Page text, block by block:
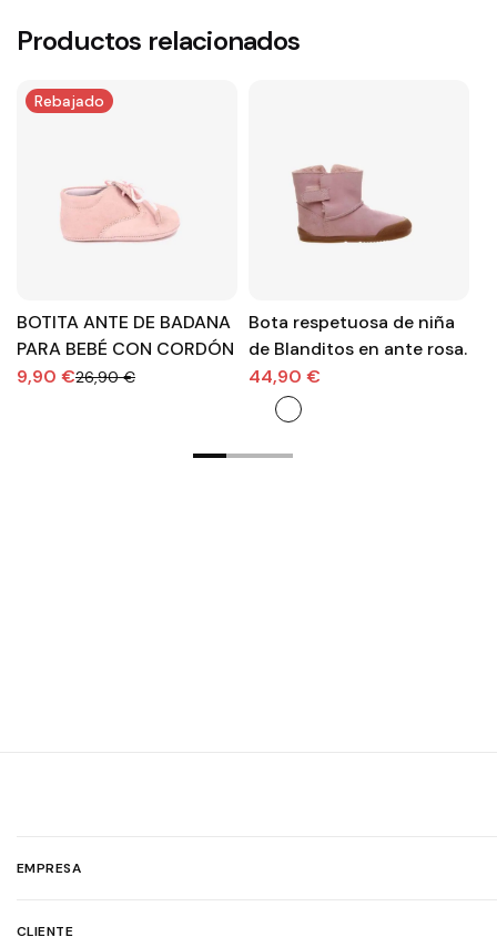
Productos relacionados
Rebajado
BOTITA ANTE DE BADANA
PARA BEBÉ CON CORDÓN
9,90 €26,90 €
Bota respetuosa de niña
de Blanditos en ante rosa.
44,90 €
EMPRESA
CLIENTE